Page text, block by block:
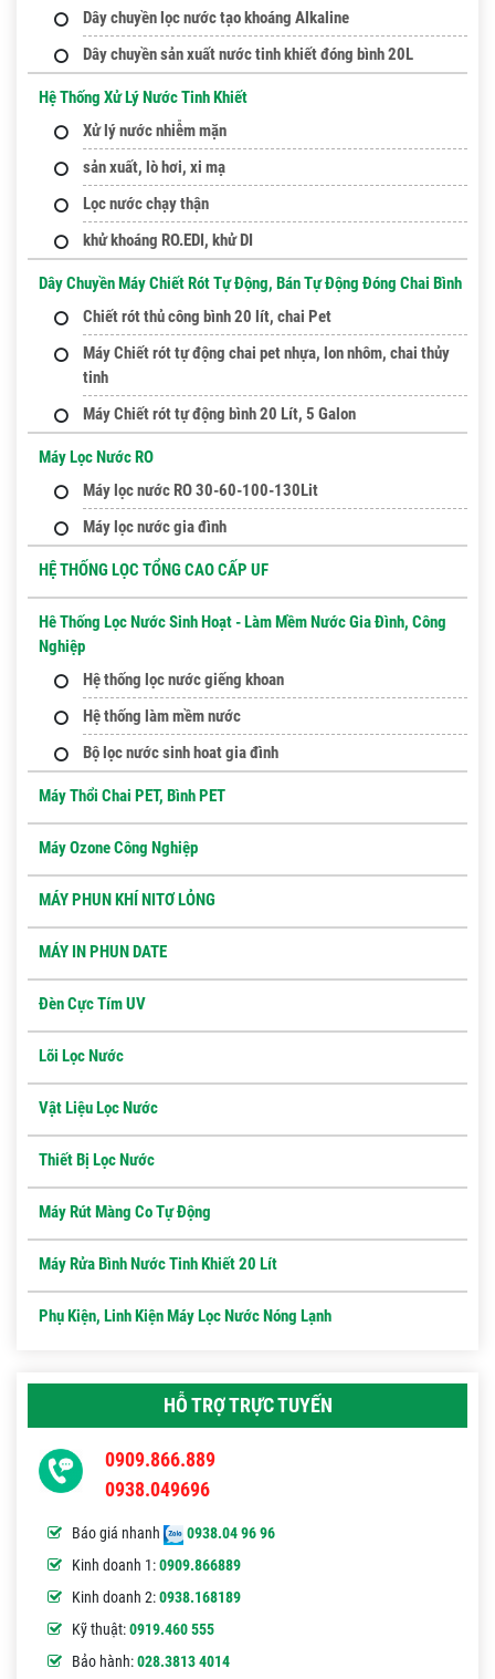
Dây chuyền lọc nước tạo khoáng Alkaline
Dây chuyền sản xuất nước tinh khiết đóng bình 20L
Hệ Thống Xử Lý Nước Tinh Khiết
Xử lý nước nhiễm mặn
sản xuất, lò hơi, xi mạ
Lọc nước chạy thận
khử khoáng RO.EDI, khử DI
Dây Chuyền Máy Chiết Rót Tự Động, Bán Tự Động Đóng Chai Bình
Chiết rót thủ công bình 20 lít, chai Pet
Máy Chiết rót tự động chai pet nhựa, lon nhôm, chai thủy
tinh
Máy Chiết rót tự động bình 20 Lít, 5 Galon
Máy Lọc Nước RO
Máy lọc nước RO 30-60-100-130Lit
Máy lọc nước gia đình
HỆ THỐNG LỌC TỔNG CAO CẤP UF
Hê Thống Lọc Nước Sinh Hoạt - Làm Mềm Nước Gia Đình, Công
Nghiệp
Hệ thống lọc nước giếng khoan
Hệ thống làm mềm nước
Bộ lọc nước sinh hoat gia đình
Máy Thổi Chai PET, Bình PET
Máy Ozone Công Nghiệp
MÁY PHUN KHÍ NITƠ LỎNG
MÁY IN PHUN DATE
Đèn Cực Tím UV
Lõi Lọc Nước
Vật Liệu Lọc Nước
Thiết Bị Lọc Nước
Máy Rút Màng Co Tự Động
Máy Rửa Bình Nước Tinh Khiết 20 Lít
Phụ Kiện, Linh Kiện Máy Lọc Nước Nóng Lạnh
HỖ TRỢ TRỰC TUYẾN
0909.866.889
0938.049696
Báo giá nhanh
0938.04 96 96
Kinh doanh 1:0909.866889
Kinh doanh 2:0938.168189
Kỹ thuật:0919.460 555
Bảo hành:028.3813 4014